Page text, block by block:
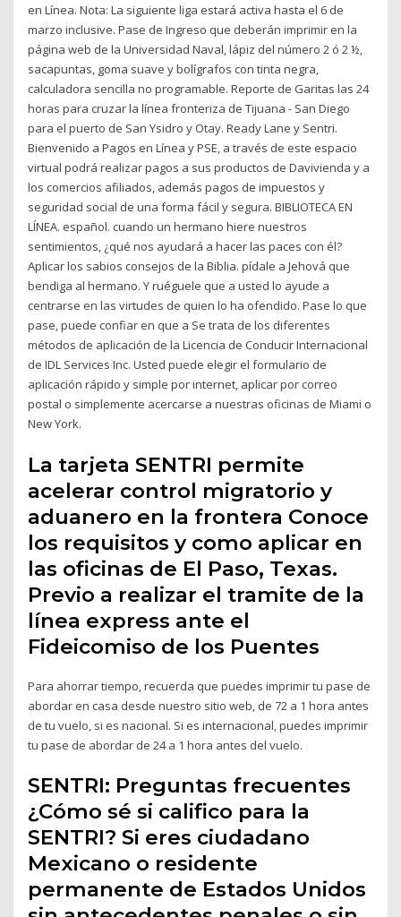
en Línea. Nota: La siguiente liga estará activa hasta el 6 de
marzo inclusive. Pase de Ingreso que deberán imprimir en la
página web de la Universidad Naval, lápiz del número 2 ó 2 ½,
sacapuntas, goma suave y bolígrafos con tinta negra,
calculadora sencilla no programable. Reporte de Garitas las 24
horas para cruzar la línea fronteriza de Tijuana - San Diego
para el puerto de San Ysidro y Otay. Ready Lane y Sentri.
Bienvenido a Pagos en Línea y PSE, a través de este espacio
virtual podrá realizar pagos a sus productos de Davivienda y a
los comercios afiliados, además pagos de impuestos y
seguridad social de una forma fácil y segura. BIBLIOTECA EN
LÍNEA. español. cuando un hermano hiere nuestros
sentimientos, ¿qué nos ayudará a hacer las paces con él?
Aplicar los sabios consejos de la Biblia. pídale a Jehová que
bendiga al hermano. Y ruéguele que a usted lo ayude a
centrarse en las virtudes de quien lo ha ofendido. Pase lo que
pase, puede confiar en que a Se trata de los diferentes
métodos de aplicación de la Licencia de Conducir Internacional
de IDL Services Inc. Usted puede elegir el formulario de
aplicación rápido y simple por internet, aplicar por correo
postal o simplemente acercarse a nuestras oficinas de Miami o
New York.
La tarjeta SENTRI permite
acelerar control migratorio y
aduanero en la frontera Conoce
los requisitos y como aplicar en
las oficinas de El Paso, Texas.
Previo a realizar el tramite de la
línea express ante el
Fideicomiso de los Puentes
Para ahorrar tiempo, recuerda que puedes imprimir tu pase de
abordar en casa desde nuestro sitio web, de 72 a 1 hora antes
de tu vuelo, si es nacional. Si es internacional, puedes imprimir
tu pase de abordar de 24 a 1 hora antes del vuelo.
SENTRI: Preguntas frecuentes
¿Cómo sé si califico para la
SENTRI? Si eres ciudadano
Mexicano o residente
permanente de Estados Unidos